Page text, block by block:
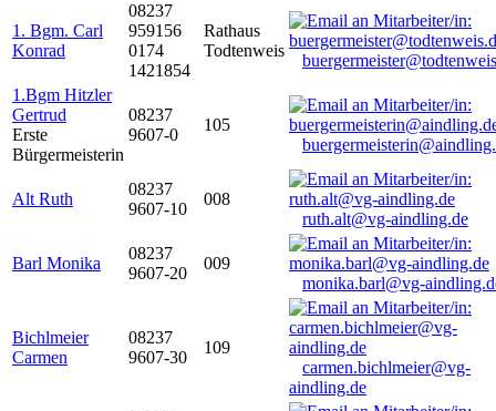
1. Bgm. Carl
Konrad
08237
959156
0174
1421854
Rathaus
Todtenweis
1.Bgm Hitzler
Gertrud
Erste
Bürgermeisterin
08237
9607-0
105
Alt Ruth
08237
9607-10
008
ruth.alt@vg-aindling.de
Barl Monika
08237
9607-20
009
monika.barl@vg-
Bichlmeier
Carmen
08237
9607-30
109
carmen.bichlmeier@vg-
aindling.de